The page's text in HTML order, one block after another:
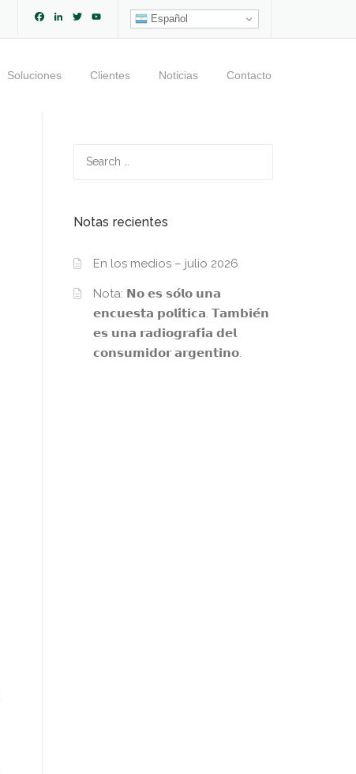
Español
Facebook
LinkedIn
TwitterYouTube
Channel
Soluciones Clientes Noticias Contacto
Notas recientes
En los medios – julio 2026
Nota: 𝗡𝗼 𝗲𝘀 𝘀𝗼́𝗹𝗼 𝘂𝗻𝗮
𝗲𝗻𝗰𝘂𝗲𝘀𝘁𝗮 𝗽𝗼𝗹𝗶́𝘁𝗶𝗰𝗮. 𝗧𝗮𝗺𝗯𝗶𝗲́𝗻
𝗲𝘀 𝘂𝗻𝗮 𝗿𝗮𝗱𝗶𝗼𝗴𝗿𝗮𝗳𝗶́𝗮 𝗱𝗲𝗹
𝗰𝗼𝗻𝘀𝘂𝗺𝗶𝗱𝗼𝗿 𝗮𝗿𝗴𝗲𝗻𝘁𝗶𝗻𝗼.